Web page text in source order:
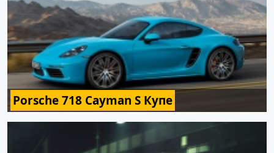
Porsche 718 Cayman S Купе